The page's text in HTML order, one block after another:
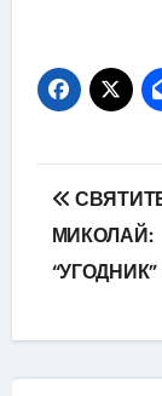
записів
МИКОЛАЙ: